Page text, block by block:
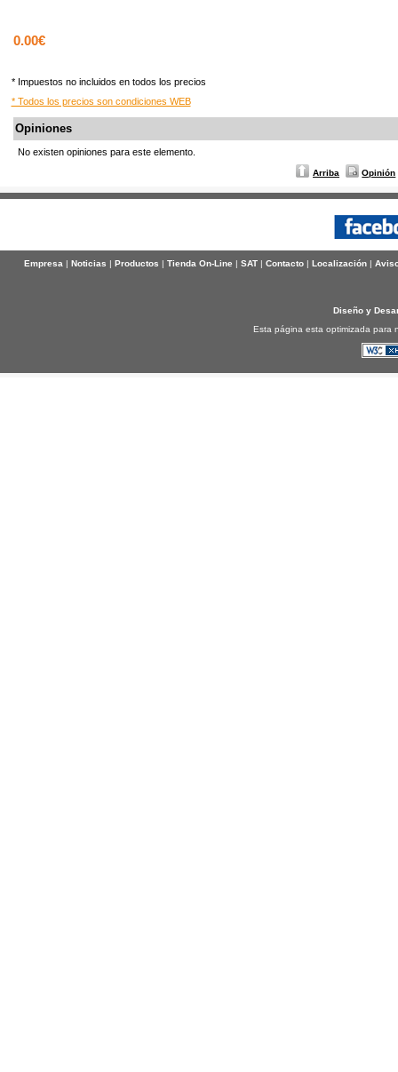
0.00€
* Impuestos no incluidos en todos los precios
* Todos los precios son condiciones WEB
Opiniones
No existen opiniones para este elemento.
Arriba Opinión
Empresa| Noticias | Productos | Tienda On-Line | SAT| Contacto| Localización|
Diseño y
Esta página esta optimizada para